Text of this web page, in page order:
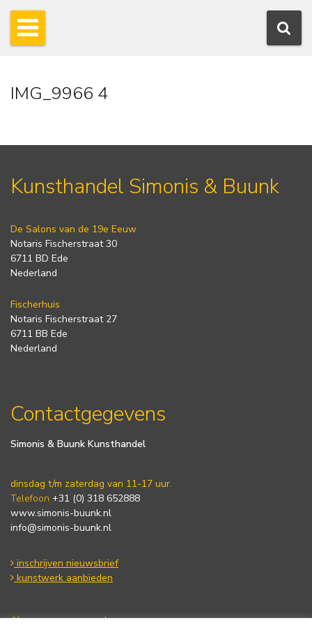
IMG_9966 4
Kunsthandel Simonis & Buunk
De Salons van de 19e Eeuw
Notaris Fischerstraat 30
6711 BD Ede
Nederland
Fischerhuis
Notaris Fischerstraat 27
6711 BB Ede
Nederland
Contactgegevens
Simonis & Buunk Kunsthandel
dinsdag t/m zaterdag van 11-17 uur.
Telefoon +31 (0) 318 652888
www.simonis-buunk.nl
info@simonis-buunk.nl
inschrijven nieuwsbrief
kunstwerk aanbieden
Algemene voorwaarden